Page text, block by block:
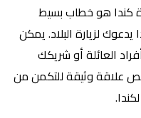
كندا هو خطاب بسيط
لزيارة البلاد. يمكن
العائلة أو شريكك
علاقة وثيقة للتكمن من